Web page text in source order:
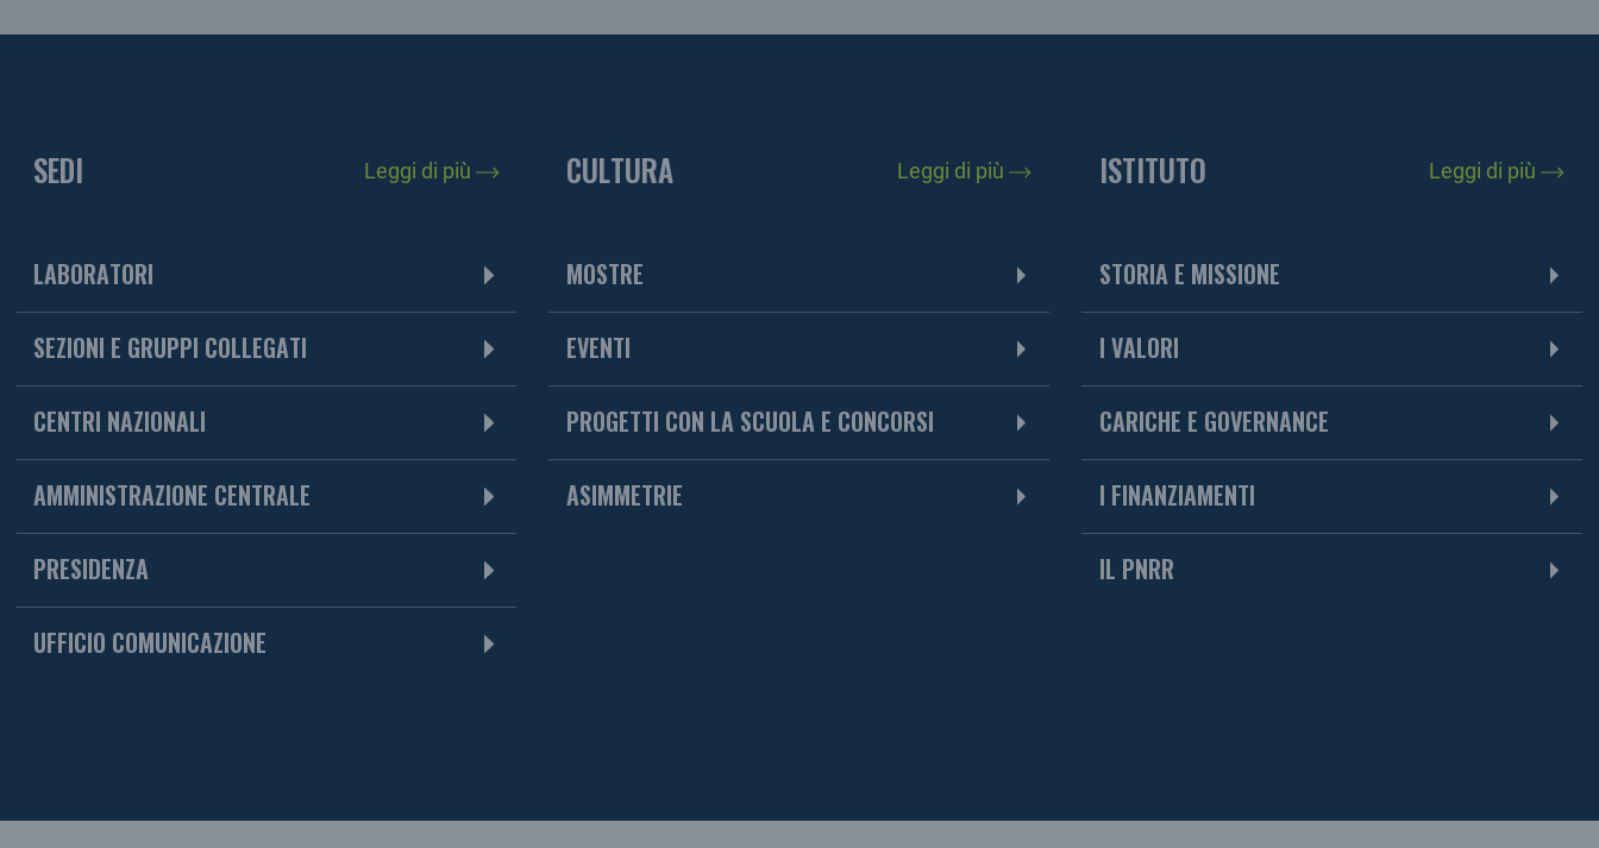
SEDI Leggi di più
LABORATORI
SEZIONI E GRUPPI COLLEGATI
CENTRI NAZIONALI
AMMINISTRAZIONE CENTRALE
PRESIDENZA
UFFICIO COMUNICAZIONE
CULTURA Leggi di più
MOSTRE
EVENTI
PROGETTI CON LA SCUOLA E CONCORSI
ASIMMETRIE
ISTITUTO Leggi di più
STORIA E MISSIONE
I VALORI
CARICHE E GOVERNANCE
I FINANZIAMENTI
IL PNRR